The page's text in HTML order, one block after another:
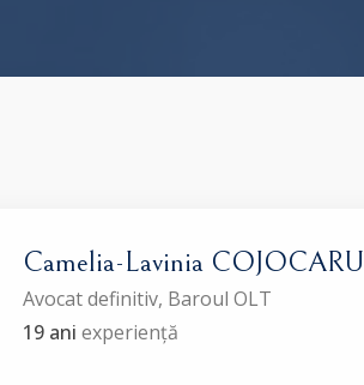
Camelia-Lavinia COJOCARU
Avocat definitiv, Baroul OLT
19 ani experiență